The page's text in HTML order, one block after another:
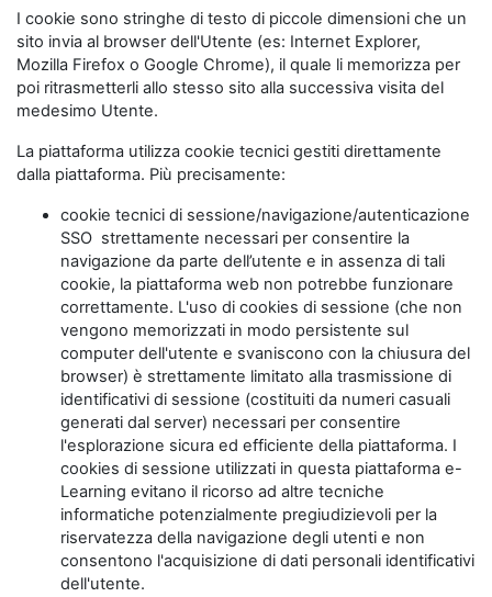
I cookie sono stringhe di testo di piccole dimensioni che un
sito invia al browser dell'Utente (es: Internet Explorer,
Mozilla Firefox o Google Chrome), il quale li memorizza per
poi ritrasmetterli allo stesso sito alla successiva visita del
medesimo Utente.
La piattaforma utilizza cookie tecnici gestiti direttamente
dalla piattaforma. Più precisamente:
cookie tecnici di sessione/navigazione/autenticazione
SSO strettamente necessari per consentire la
navigazione da parte dell’utente e in assenza di tali
cookie, la piattaforma web non potrebbe funzionare
correttamente. L'uso di cookies di sessione (che non
vengono memorizzati in modo persistente sul
computer dell'utente e svaniscono con la chiusura del
browser) è strettamente limitato alla trasmissione di
identificativi di sessione (costituiti da numeri casuali
generati dal server) necessari per consentire
l'esplorazione sicura ed efficiente della piattaforma. I
cookies di sessione utilizzati in questa piattaforma e-
Learning evitano il ricorso ad altre tecniche
informatiche potenzialmente pregiudizievoli per la
riservatezza della navigazione degli utenti e non
consentono l'acquisizione di dati personali identificativi
dell'utente.